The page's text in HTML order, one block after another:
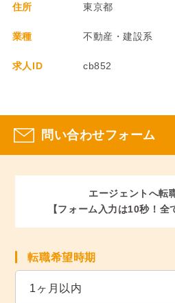
住所 東京都
業種 不動産・建設系
求人ID cb852
問い合わせフォーム
エージェントへ転
【フォーム入力は10秒！全
転職希望時期
1ヶ月以内